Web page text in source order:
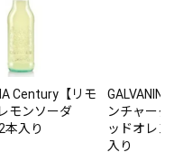
Century【リモ
モンソーダ
入り
ンチャー
ッドオレ
入り